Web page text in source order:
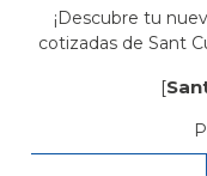
¡Descubre tu
cotizadas de Sant
[